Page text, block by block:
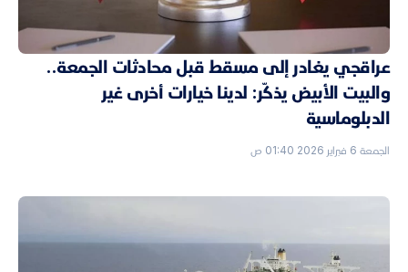
عراقجي يغادر إلى مسقط قبل محادثات الجمعة..
والبيت الأبيض يذكّر: لدينا خيارات أخرى غير
الدبلوماسية
الجمعة 6 فبراير 2026 01:40 ص